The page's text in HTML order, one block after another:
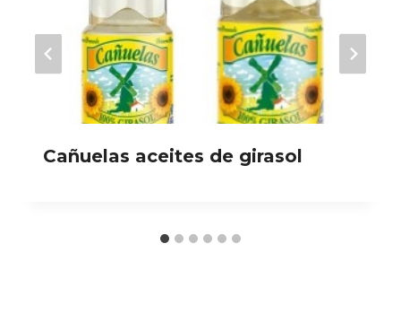
Cañuelas aceites de girasol